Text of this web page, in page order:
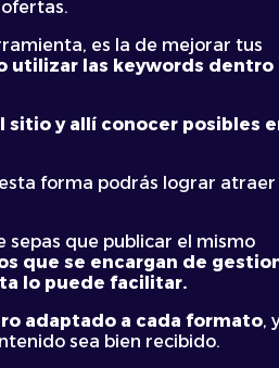
es la de mejorar tus
utilizar las keywords dentro
sitio y allí conocer posibles
forma podrás lograr atraer
sepas que publicar el mismo
que se encargan de
lo puede facilitar.
adaptado a cada formato,
sea bien recibido.